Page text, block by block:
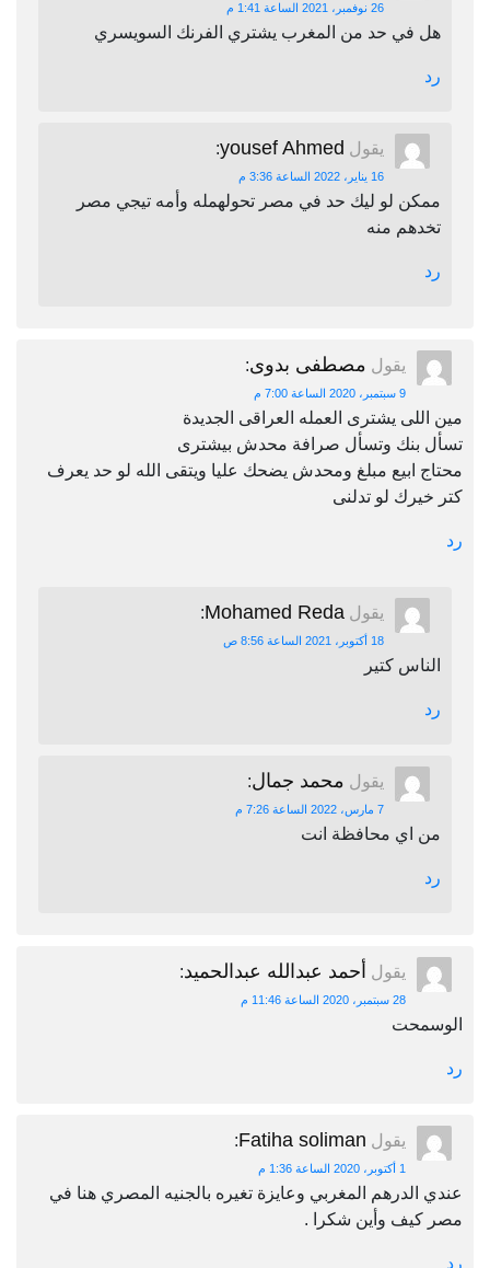
26 نوفمبر، 2021 الساعة 1:41 م
هل في حد من المغرب يشتري الفرنك السويسري
رد
يقول yousef Ahmed
:
16 يناير، 2022 الساعة 3:36 م
ممكن لو ليك حد في مصر تحولهمله وأمه تيجي مصر
تخدهم منه
رد
يقول مصطفى بدوى:
9 سبتمبر، 2020 الساعة 7:00 م
مين اللى يشترى العمله العراقى الجديدة
تسأل بنك وتسأل صرافة محدش بيشترى
محتاج ابيع مبلغ ومحدش يضحك عليا ويتقى الله لو حد يعرف
كتر خيرك لو تدلنى
رد
يقول Mohamed Reda
:
18 أكتوبر، 2021 الساعة 8:56 ص
الناس كتير
رد
يقول محمد جمال:
7 مارس، 2022 الساعة 7:26 م
من اي محافظة انت
رد
يقول أحمد عبدالله عبدالحميد:
28 سبتمبر، 2020 الساعة 11:46 م
الوسمحت
رد
يقول Fatiha soliman
:
1 أكتوبر، 2020 الساعة 1:36 م
عندي الدرهم المغربي وعايزة تغيره بالجنيه المصري هنا في
مصر كيف وأين شكرا .
رد